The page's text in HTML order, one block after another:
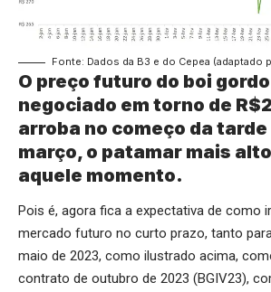
Fonte: Dados da B3 e do Cepea (adaptado
O preço futuro do boi
negociado em torno de
arroba no começo da tarde
março, o patamar mais
aquele momento.
Pois é, agora fica a expectativa de como
mercado futuro no curto prazo, tanto
maio de 2023, como ilustrado acima,
contrato de outubro de 2023 (BGIV23),